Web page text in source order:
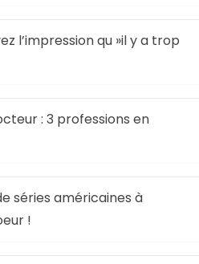
l’impression qu »il y a trop
: 3 professions en
séries américaines à
!